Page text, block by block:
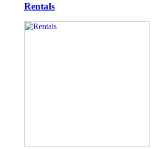
Rentals